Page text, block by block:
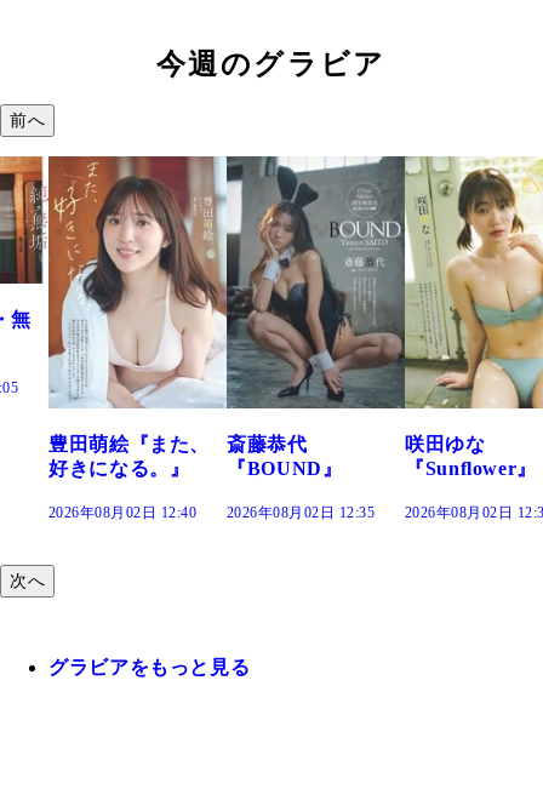
今週のグラビア
前へ
萌絵『また、
になる。』
年08月02日 12:40
斎藤恭代
『BOUND』
2026年08月02日 12:35
咲田ゆな
『Sunflower』
2026年08月02日 12:30
だ
次へ
グラビアをもっと見る